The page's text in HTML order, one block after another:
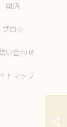
鳳店
ブログ
い合わせ
トマップ